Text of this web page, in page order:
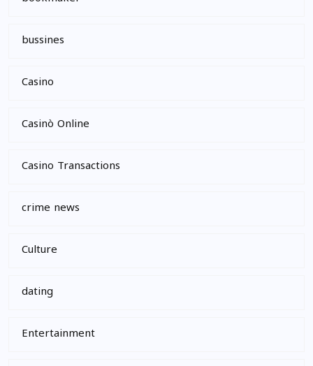
bussines
Casino
Casinò Online
Casino Transactions
crime news
Culture
dating
Entertainment